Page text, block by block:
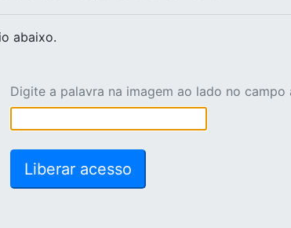
abaixo.
Digite a palavra na imagem ao lado no campo